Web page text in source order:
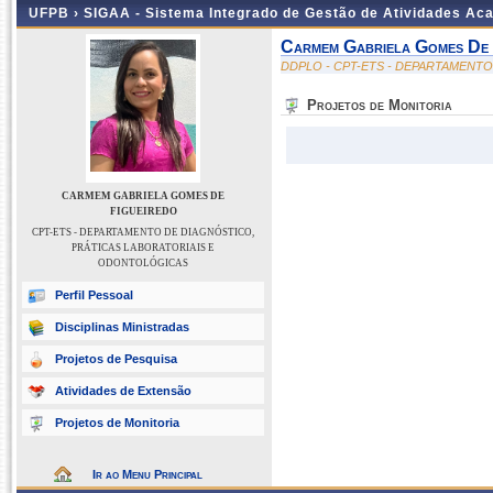
UFPB › SIGAA - Sistema Integrado de Gestão de Atividades
CARMEM GABRIELA GOMES DE
FIGUEIREDO
CPT-ETS - DEPARTAMENTO DE DIAGNÓSTICO,
PRÁTICAS LABORATORIAIS E
ODONTOLÓGICAS
Perfil Pessoal
Disciplinas Ministradas
Projetos de Pesquisa
Atividades de Extensão
Projetos de Monitoria
Ir ao Menu Principal
Carmem Gabriela Gomes
DDPLO - CPT-ETS -
Projetos de Monitoria